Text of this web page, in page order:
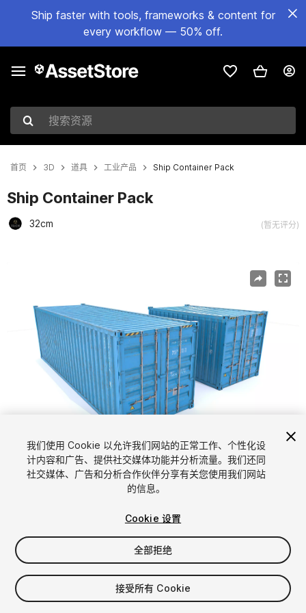
Ship faster with tools, frameworks & content for
every workflow — 50% off.
搜索资源
首页 3D 道具 工业产品 Ship Container Pack
Ship Container Pack
32cm (暂无评分)
1/16
$6.99
增值税将在结算时计算
我们使用 Cookie 以允许我们网站的正常工作、个性化设
计内容和广告、提供社交媒体功能并分析流量。我们还同
社交媒体、广告和分析合作伙伴分享有关您使用我们网站
的信息。
Cookie 设置
全部拒绝
接受所有 Cookie